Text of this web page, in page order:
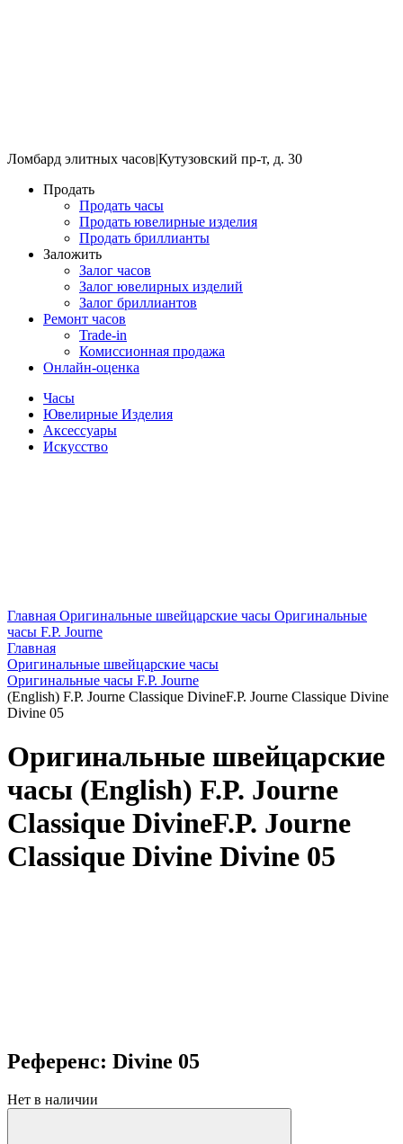
Ломбард элитных часов|Кутузовский пр-т, д. 30
Продать
Продать часы
Продать ювелирные изделия
Продать бриллианты
Заложить
Залог часов
Залог ювелирных изделий
Залог бриллиантов
Ремонт часов
Trade-in
Комиссионная продажа
Онлайн-оценка
Часы
Ювелирные Изделия
Аксессуары
Искусство
Главная Оригинальные швейцарские часы Оригинальные
часы F.P. Journe
Главная
Оригинальные швейцарские часы
Оригинальные часы F.P. Journe
(English) F.P. Journe Classique DivineF.P. Journe Classique Divine
Divine 05
Оригинальные швейцарские
часы (English) F.P. Journe
Classique DivineF.P. Journe
Classique Divine Divine 05
Референс: Divine 05
Нет в наличии